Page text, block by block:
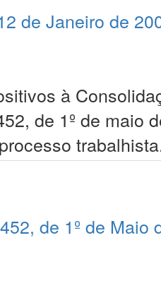
de Janeiro de
à
de 1º de maio
de 1º de Maio